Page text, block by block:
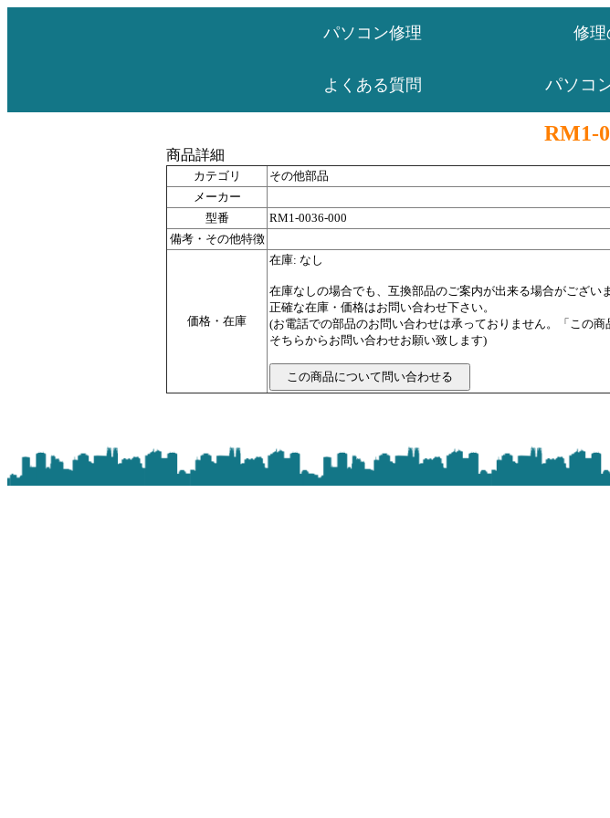
パソコン修理 修理
よくある質問 パソコ
RM1-
商品詳細
カテゴリ
その他部品
メーカー
型番
RM1-0036-000
備考・その他特徴
価格・在庫
在庫: なし
在庫なしの場合でも、互換部品のご案内が出来る場合がございま
正確な在庫・価格はお問い合わせ下さい。
(お電話での部品のお問い合わせは承っておりません。「この
そちらからお問い合わせお願い致します)